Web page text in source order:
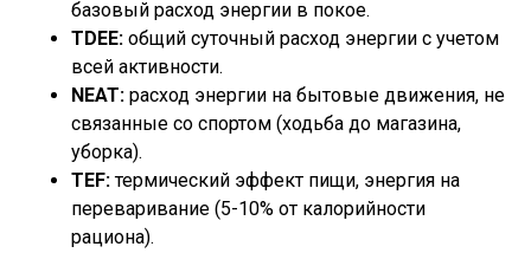
базовый расход энергии в покое.
TDEE: общий суточный расход энергии с учетом
всей активности.
NEAT: расход энергии на бытовые движения, не
связанные со спортом (ходьба до магазина,
уборка).
TEF:термический эффект пищи, энергия на
переваривание (5-10% от калорийности
рациона).